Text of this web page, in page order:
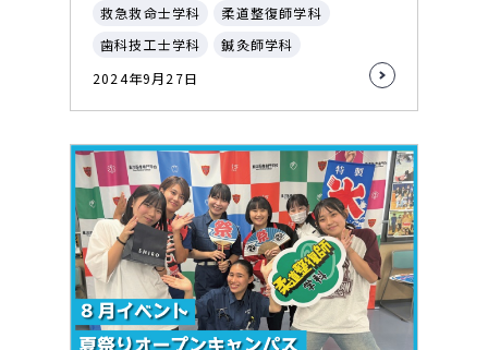
救急救命士学科
柔道整復師学科
歯科技工士学科
鍼灸師学科
2024年9月27日